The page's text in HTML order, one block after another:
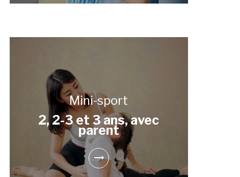
Mini-sport
2, 2-3 et 3 ans, avec
parent